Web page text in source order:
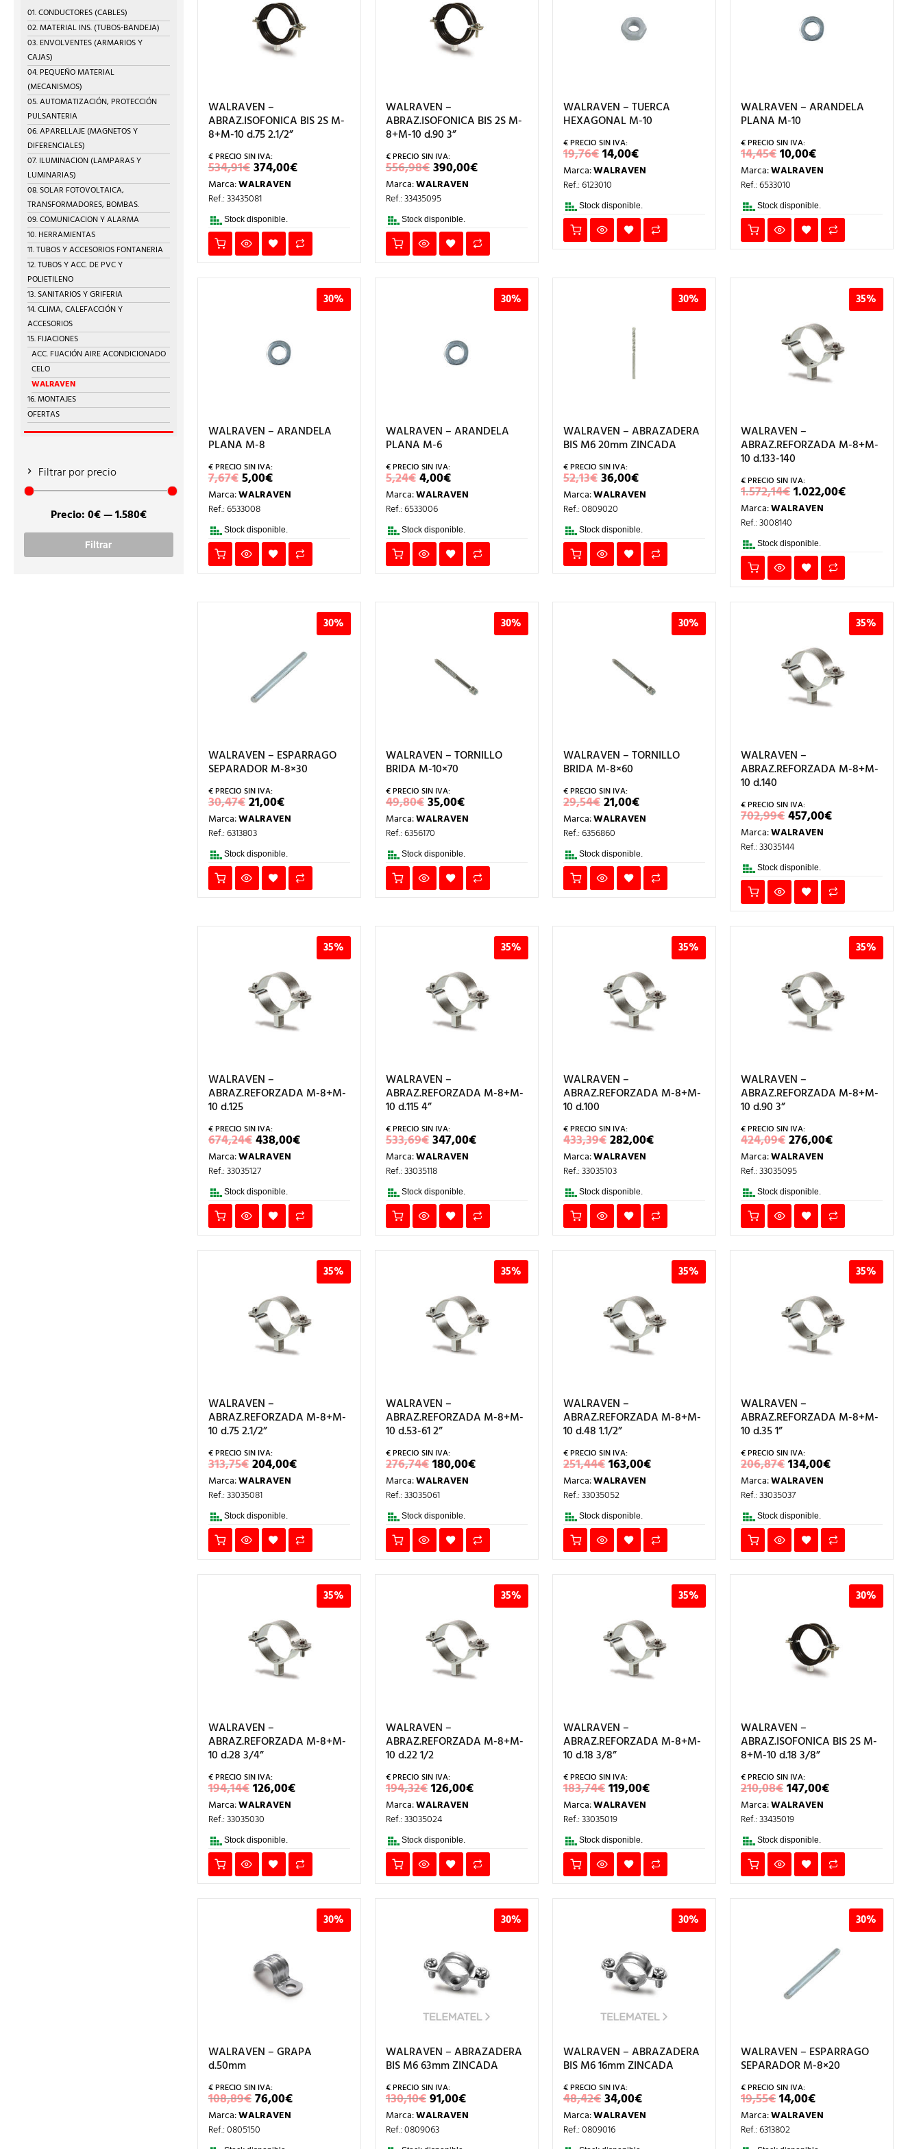
WALRAVEN –
ABRAZ.ISOFONICA BIS 2S M-
8+M-10 d.75 2.1/2”
534,91€EL
PRECIO
ORIGINAL
ERA:
534,91€.
374,00€EL
PRECIO
Marca:WALRAVEN
Ref.: 33435081
Stock disponible.
WALRAVEN –
ABRAZ.ISOFONICA BIS 2S M-
8+M-10 d.90 3”
556,98€EL
PRECIO
ORIGINAL
ERA:556,98€.
390,00€EL
PRECIO
Marca:WALRAVEN
Ref.: 33435095
Stock disponible.
WALRAVEN – TUERCA
HEXAGONAL M-10
19,76€EL
PRECIO
ORIGINAL
ERA:
19,76€.
14,00€EL
PRECIO
ACTUAL
Marca:WALRAVEN
Ref.: 6123010
Stock disponible.
WALRAVEN – ARANDELA
PLANA M-10
14,45€EL
PRECIO
ORIGINAL
ERA:
14,45€.
10,00€EL
PRECIO
ACTUAL
Marca:WALRAVEN
Ref.: 6533010
Stock disponible.
30%
WALRAVEN – ARANDELA
PLANA M-8
7,67€EL
PRECIO
ORIGINAL
ERA:
7,67€.
5,00€EL
PRECIO
ACTUAL
5,00€.
Marca:WALRAVEN
Ref.: 6533008
Stock disponible.
30%
WALRAVEN – ARANDELA
PLANA M-6
5,24€EL
PRECIO
ORIGINAL
ERA:
5,24€.
4,00€EL
PRECIO
ACTUAL
4,00€.
Marca:WALRAVEN
Ref.: 6533006
Stock disponible.
30%
WALRAVEN – ABRAZADERA
BIS M6 20mm ZINCADA
52,13€EL
PRECIO
ORIGINAL
ERA:
52,13€.
36,00€EL
PRECIO
ACTUAL
Marca:WALRAVEN
Ref.: 0809020
Stock disponible.
35%
WALRAVEN –
ABRAZ.REFORZADA M-8+M-
10 d.133-140
1.572,14€EL
PRECIO
ORIGINAL
1.572,14€.
1.022,00€EL
PRECIO
Marca:WALRAVEN
Ref.: 3008140
Stock disponible.
30%
WALRAVEN – ESPARRAGO
SEPARADOR M-8×30
30,47€EL
PRECIO
ORIGINAL
ERA:
30,47€.
21,00€EL
PRECIO
ACTUAL
Marca:WALRAVEN
Ref.: 6313803
Stock disponible.
30%
WALRAVEN – TORNILLO
BRIDA M-10×70
49,80€EL
PRECIO
ORIGINAL
ERA:
49,80€.
35,00€EL
PRECIO
ACTUAL
Marca:WALRAVEN
Ref.: 6356170
Stock disponible.
30%
WALRAVEN – TORNILLO
BRIDA M-8×60
29,54€EL
PRECIO
ORIGINAL
ERA:
29,54€.
21,00€EL
PRECIO
ACTUAL
Marca:WALRAVEN
Ref.: 6356860
Stock disponible.
35%
WALRAVEN –
ABRAZ.REFORZADA M-8+M-
10 d.140
702,99€EL
PRECIO
ORIGINAL
ERA:702,99€.
457,00€EL
PRECIO
Marca:WALRAVEN
Ref.: 33035144
Stock disponible.
35%
WALRAVEN –
ABRAZ.REFORZADA M-8+M-
10 d.125
674,24€EL
PRECIO
ORIGINAL
ERA:674,24€.
438,00€EL
PRECIO
Marca:WALRAVEN
Ref.: 33035127
Stock disponible.
35%
WALRAVEN –
ABRAZ.REFORZADA M-8+M-
10 d.115 4”
533,69€EL
PRECIO
ORIGINAL
ERA:533,69€.
347,00€EL
PRECIO
Marca:WALRAVEN
Ref.: 33035118
Stock disponible.
35%
WALRAVEN –
ABRAZ.REFORZADA M-8+M-
10 d.100
433,39€EL
PRECIO
ORIGINAL
ERA:433,39€.
282,00€EL
PRECIO
Marca:WALRAVEN
Ref.: 33035103
Stock disponible.
35%
WALRAVEN –
ABRAZ.REFORZADA M-8+M-
10 d.90 3”
424,09€EL
PRECIO
ORIGINAL
ERA:424,09€.
276,00€EL
PRECIO
Marca:WALRAVEN
Ref.: 33035095
Stock disponible.
35%
WALRAVEN –
ABRAZ.REFORZADA M-8+M-
10 d.75 2.1/2”
313,75€EL
PRECIO
ORIGINAL
ERA:
313,75€.
204,00€EL
PRECIO
Marca:WALRAVEN
Ref.: 33035081
Stock disponible.
35%
WALRAVEN –
ABRAZ.REFORZADA M-8+M-
10 d.53-61 2”
276,74€EL
PRECIO
ORIGINAL
ERA:276,74€.
180,00€EL
PRECIO
Marca:WALRAVEN
Ref.: 33035061
Stock disponible.
35%
WALRAVEN –
ABRAZ.REFORZADA M-8+M-
10 d.48 1.1/2”
251,44€EL
PRECIO
ORIGINAL
ERA:251,44€.
163,00€EL
PRECIO
Marca:WALRAVEN
Ref.: 33035052
Stock disponible.
35%
WALRAVEN –
ABRAZ.REFORZADA M-8+M-
10 d.35 1”
206,87€EL
PRECIO
ORIGINAL
ERA:206,87€.
134,00€EL
PRECIO
Marca:WALRAVEN
Ref.: 33035037
Stock disponible.
35%
WALRAVEN –
ABRAZ.REFORZADA M-8+M-
10 d.28 3/4”
194,14€EL
PRECIO
ORIGINAL
ERA:
194,14€.
126,00€EL
PRECIO
Marca:WALRAVEN
Ref.: 33035030
Stock disponible.
35%
WALRAVEN –
ABRAZ.REFORZADA M-8+M-
10 d.22 1/2
194,32€EL
PRECIO
ORIGINAL
ERA:
194,32€.
126,00€EL
PRECIO
Marca:WALRAVEN
Ref.: 33035024
Stock disponible.
35%
WALRAVEN –
ABRAZ.REFORZADA M-8+M-
10 d.18 3/8”
183,74€EL
PRECIO
ORIGINAL
ERA:183,74€.
119,00€EL
PRECIO
Marca:WALRAVEN
Ref.: 33035019
Stock disponible.
30%
WALRAVEN –
ABRAZ.ISOFONICA BIS 2S M-
8+M-10 d.18 3/8”
210,08€EL
PRECIO
ORIGINAL
ERA:210,08€.
147,00€EL
PRECIO
Marca:WALRAVEN
Ref.: 33435019
Stock disponible.
30%
WALRAVEN – GRAPA
d.50mm
108,89€EL
PRECIO
ORIGINAL
ERA:108,89€.
76,00€EL
PRECIO
Marca:WALRAVEN
Ref.: 0805150
30%
WALRAVEN – ABRAZADERA
BIS M6 63mm ZINCADA
130,10€EL
PRECIO
ORIGINAL
ERA:
130,10€.
91,00€EL
PRECIO
ACTUAL
Marca:WALRAVEN
Ref.: 0809063
30%
WALRAVEN – ABRAZADERA
BIS M6 16mm ZINCADA
48,42€EL
PRECIO
ORIGINAL
ERA:
48,42€.
34,00€EL
PRECIO
ACTUAL
Marca:WALRAVEN
Ref.: 0809016
30%
WALRAVEN – ESPARRAGO
SEPARADOR M-8×20
19,55€EL
PRECIO
ORIGINAL
ERA:
19,55€.
14,00€EL
PRECIO
ACTUAL
Marca:WALRAVEN
Ref.: 6313802
01. CONDUCTORES (CABLES)
02. MATERIAL INS. (TUBOS-BANDEJA)
03. ENVOLVENTES (ARMARIOS Y
CAJAS)
04. PEQUEÑO MATERIAL
(MECANISMOS)
05. AUTOMATIZACIÓN, PROTECCIÓN
PULSANTERIA
06. APARELLAJE (MAGNETOS Y
DIFERENCIALES)
07. ILUMINACION (LAMPARAS Y
LUMINARIAS)
08. SOLAR FOTOVOLTAICA,
TRANSFORMADORES, BOMBAS.
09. COMUNICACION Y ALARMA
10. HERRAMIENTAS
11. TUBOS Y ACCESORIOS FONTANERIA
12. TUBOS Y ACC. DE PVC Y
POLIETILENO
13. SANITARIOS Y GRIFERIA
14. CLIMA, CALEFACCIÓN Y
ACCESORIOS
15. FIJACIONES
ACC. FIJACIÓN AIRE ACONDICIONADO
CELO
WALRAVEN
16. MONTAJES
OFERTAS
Filtrar por precio
Filtrar
Precio:0€—1.580€